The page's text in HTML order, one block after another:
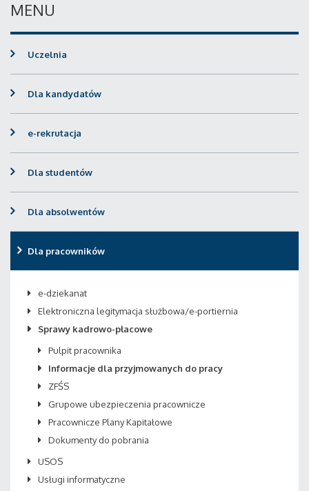
MENU
Uczelnia
Dla kandydatów
e-rekrutacja
Dla studentów
Dla absolwentów
Dla pracowników
e-dziekanat
Elektroniczna legitymacja służbowa/e-portiernia
Sprawy kadrowo-płacowe
Pulpit pracownika
Informacje dla przyjmowanych do pracy
ZFŚS
Grupowe ubezpieczenia pracownicze
Pracownicze Plany Kapitałowe
Dokumenty do pobrania
USOS
Usługi informatyczne